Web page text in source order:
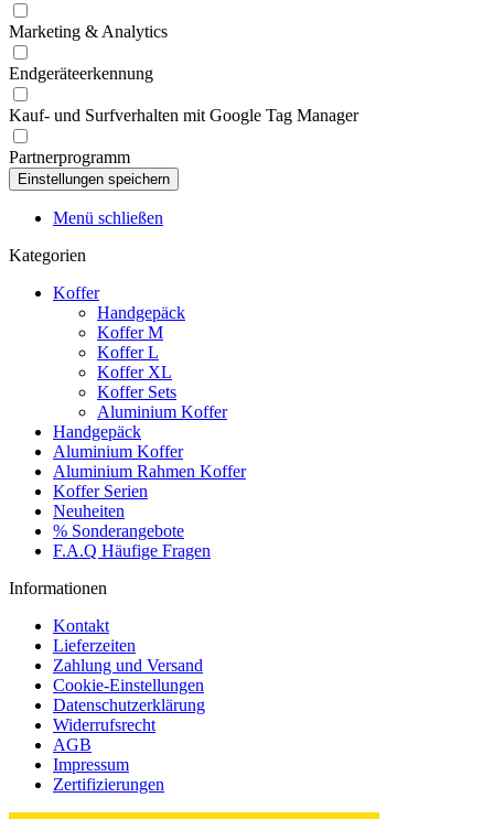
Marketing & Analytics
Endgeräteerkennung
Kauf- und Surfverhalten mit Google Tag Manager
Partnerprogramm
Menü schließen
Kategorien
Koffer
Handgepäck
Koffer M
Koffer L
Koffer XL
Koffer Sets
Aluminium Koffer
Handgepäck
Aluminium Koffer
Aluminium Rahmen Koffer
Koffer Serien
Neuheiten
% Sonderangebote
F.A.Q Häufige Fragen
Informationen
Kontakt
Lieferzeiten
Zahlung und Versand
Cookie-Einstellungen
Datenschutzerklärung
Widerrufsrecht
AGB
Impressum
Zertifizierungen